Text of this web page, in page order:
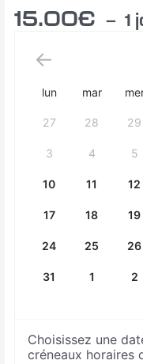
15.00€ 1
lun mar
27 28 29
3 4 5
10 11 12
17 18 19
24 25 26
31 1 2
Choisissez une
créneaux horaires